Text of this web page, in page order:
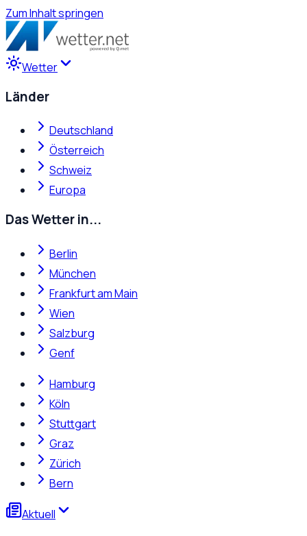
Zum Inhalt springen
Wetter
Länder
Deutschland
Österreich
Schweiz
Europa
Das Wetter in...
Berlin
München
Frankfurt am Main
Wien
Salzburg
Genf
Hamburg
Köln
Stuttgart
Graz
Zürich
Bern
Aktuell